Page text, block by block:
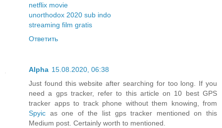
netflix movie
unorthodox 2020 sub indo
streaming film gratis
Ответить
Alpha 15.08.2020, 06:38
Just found this website after searching for too long. If you
need a gps tracker, refer to this article on 10 best GPS
tracker apps to track phone without them knowing, from
Spyic as one of the list gps tracker mentioned on this
Medium post. Certainly worth to mentioned.